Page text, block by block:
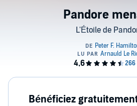
Pandore
L'Étoile de
Bénéficiez